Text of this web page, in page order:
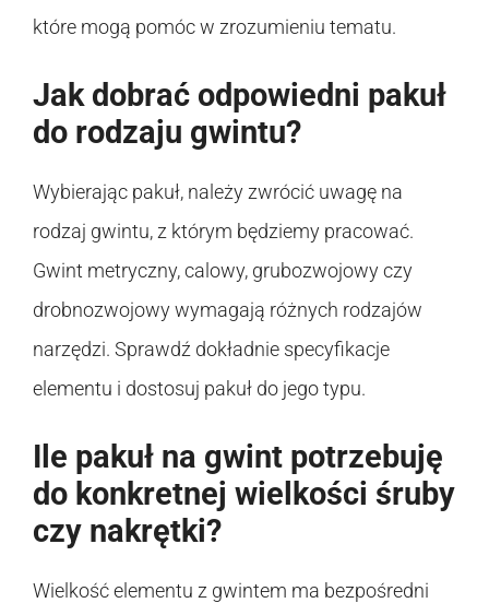
które mogą pomóc w zrozumieniu tematu.
Jak dobrać odpowiedni pakuł
do rodzaju gwintu?
Wybierając pakuł, należy zwrócić uwagę na
rodzaj gwintu, z którym będziemy pracować.
Gwint metryczny, calowy, grubozwojowy czy
drobnozwojowy wymagają różnych rodzajów
narzędzi. Sprawdź dokładnie specyfikacje
elementu i dostosuj pakuł do jego typu.
Ile pakuł na gwint potrzebuję
do konkretnej wielkości śruby
czy nakrętki?
Wielkość elementu z gwintem ma bezpośredni